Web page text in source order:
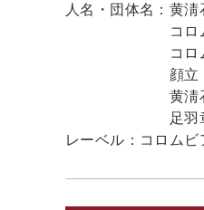
人名・団体名： 黄
コ
コ
顔
黄
足
レーベル： コロムビ